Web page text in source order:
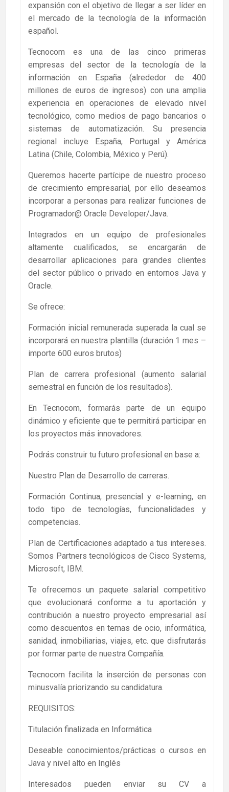
expansión con el objetivo de llegar a ser líder en
el mercado de la tecnología de la información
español.
Tecnocom es una de las cinco primeras
empresas del sector de la tecnología de la
información en España (alrededor de 400
millones de euros de ingresos) con una amplia
experiencia en operaciones de elevado nivel
tecnológico, como medios de pago bancarios o
sistemas de automatización. Su presencia
regional incluye España, Portugal y América
Latina (Chile, Colombia, México y Perú).
Queremos hacerte partícipe de nuestro proceso
de crecimiento empresarial, por ello deseamos
incorporar a personas para realizar funciones de
Programador@ Oracle Developer/Java.
Integrados en un equipo de profesionales
altamente cualificados, se encargarán de
desarrollar aplicaciones para grandes clientes
del sector público o privado en entornos Java y
Oracle.
Se ofrece:
Formación inicial remunerada superada la cual se
incorporará en nuestra plantilla (duración 1 mes –
importe 600 euros brutos)
Plan de carrera profesional (aumento salarial
semestral en función de los resultados).
En Tecnocom, formarás parte de un equipo
dinámico y eficiente que te permitirá participar en
los proyectos más innovadores.
Podrás construir tu futuro profesional en base a:
Nuestro Plan de Desarrollo de carreras.
Formación Continua, presencial y e-learning, en
todo tipo de tecnologías, funcionalidades y
competencias.
Plan de Certificaciones adaptado a tus intereses.
Somos Partners tecnológicos de Cisco Systems,
Microsoft, IBM.
Te ofrecemos un paquete salarial competitivo
que evolucionará conforme a tu aportación y
contribución a nuestro proyecto empresarial así
como descuentos en temas de ocio, informática,
sanidad, inmobiliarias, viajes, etc. que disfrutarás
por formar parte de nuestra Compañía.
Tecnocom facilita la inserción de personas con
minusvalía priorizando su candidatura.
REQUISITOS:
Titulación finalizada en Informática
Deseable conocimientos/prácticas o cursos en
Java y nivel alto en Inglés
Interesados pueden enviar su CV a